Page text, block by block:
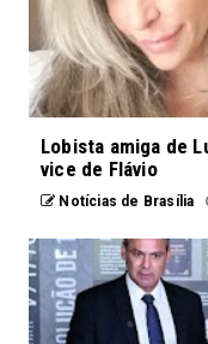
Lobista amiga de
vice de Flávio
Notícias de Brasília